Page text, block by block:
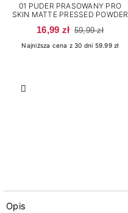
Poprzedni
01 PUDER PRASOWANY PRO
SKIN MATTE PRESSED POWDER
16,99 zł 59,99 zł
Najniższa cena z 30 dni 59.99 zł
Opis